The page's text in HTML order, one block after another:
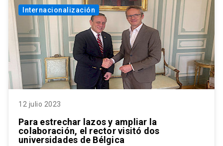
Internacionalización
12 julio 2023
Para estrechar lazos y ampliar la
colaboración, el rector visitó dos
universidades de Bélgica